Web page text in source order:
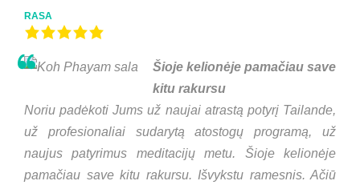
RASA
Šioje kelionėje pamačiau save
kitu rakursu
Noriu padėkoti Jums už naujai atrastą potyrį Tailande,
už profesionaliai sudarytą atostogų programą, už
naujus patyrimus meditacijų metu. Šioje kelionėje
pamačiau save kitu rakursu. Išvykstu ramesnis. Ačiū